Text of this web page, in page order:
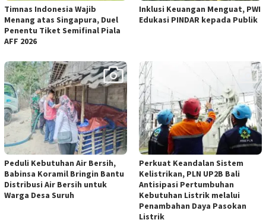
Timnas Indonesia Wajib
Menang atas Singapura, Duel
Penentu Tiket Semifinal Piala
AFF 2026
Inklusi Keuangan Menguat, PWI
Edukasi PINDAR kepada Publik
Peduli Kebutuhan Air Bersih,
Babinsa Koramil Bringin Bantu
Distribusi Air Bersih untuk
Warga Desa Suruh
Perkuat Keandalan Sistem
Kelistrikan, PLN UP2B Bali
Antisipasi Pertumbuhan
Kebutuhan Listrik melalui
Penambahan Daya Pasokan
Listrik